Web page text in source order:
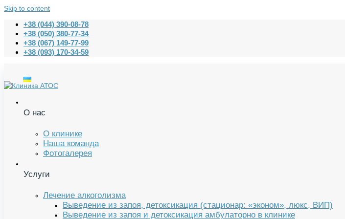
Skip to content
+38 (044) 390-08-78
+38 (050) 380-77-34
+38 (067) 149-77-99
+38 (093) 170-34-59
О нас
О клинике
Наша команда
Фотогалерея
Услуги
Лечение алкоголизма
Выведение из запоя, детоксикация (стационар: «эконом», люкс, ВИП)
Выведение из запоя и детоксикация амбулаторно в клинике